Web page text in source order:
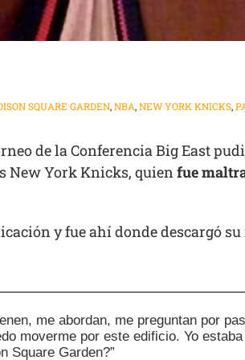
SQUARE GARDEN,NBA,NEW YORK KNICKS,
de la Conferencia Big East
New York Knicks, quienfue
y fue ahí donde descargó
me abordan, me preguntan por
moverme por este edificio. Yo
Square Garden?”